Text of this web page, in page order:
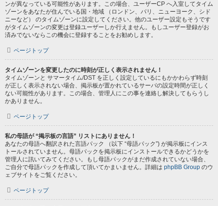
ンが異なっている可能性があります。この場合、ユーザーCP へ入室してタイム
ゾーンをあなたが住んでいる国・地域 （ロンドン、パリ、ニューヨーク、シド
ニーなど） のタイムゾーンに設定してください。他のユーザー設定もそうです
がタイムゾーンの変更は登録ユーザーしか行えません。もしユーザー登録がお
済みでないならこの機会に登録することをお勧めします。
ページトップ
タイムゾーンを変更したのに時刻が正しく表示されません！
タイムゾーンと サマータイム/DST を正しく設定しているにもかかわらず時刻
が正しく表示されない場合、掲示板が置かれているサーバの設定時間が正しく
ない可能性があります。この場合、管理人にこの事を連絡し解決してもらうし
かありません。
ページトップ
私の母語が “掲示板の言語” リストにありません！
あなたの母語へ翻訳された言語パック （以下 “母語パック”) が掲示板にインス
トールされていません。母語パックを掲示板にインストールできるかどうかを
管理人に訊いてみてください。もし母語パックがまだ作成されていない場合、
ご自分で母語パックを作成して頂いてかまいません。詳細は phpBB Group のウ
ェブサイトをご覧ください。
ページトップ